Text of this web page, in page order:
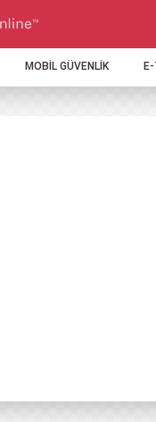
MOBİL GÜVENLİK